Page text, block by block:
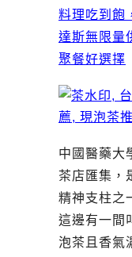
料理吃到飽
達斯無限量
聚餐好選擇
中國醫藥大
茶店匯集，
精神支柱之
這邊有一間
泡茶且香氣